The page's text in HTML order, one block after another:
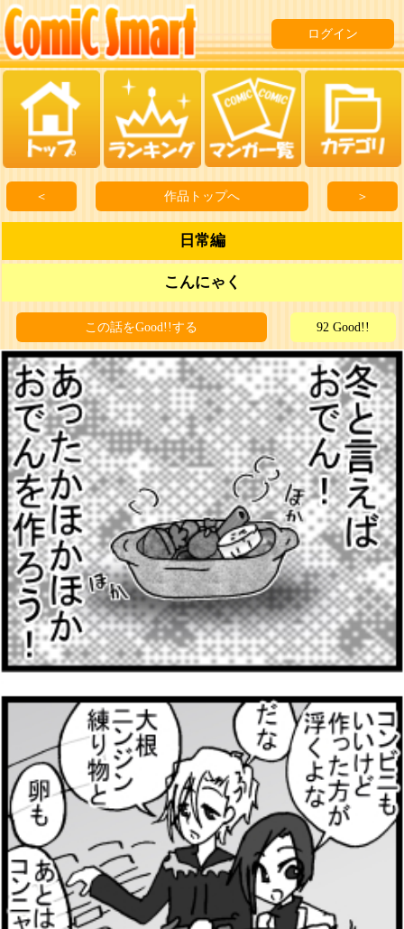
ログイン
＜ 作品トップへ ＞
日常編
こんにゃく
この話をGood!!する 92 Good!!